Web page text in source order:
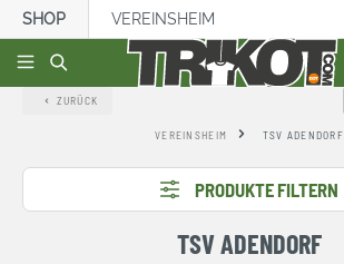
springen
SHOP VEREINSHEIM
ZURÜCK
VEREINSHEIM TSV ADENDORF
PRODUKTE FILTERN
TSV ADENDORF